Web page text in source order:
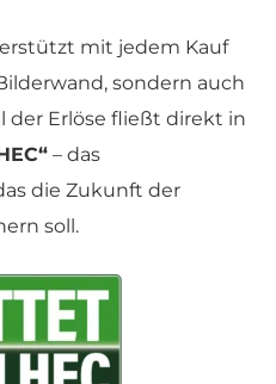
mit jedem Kauf
sondern auch
der Erlöse fließt direkt in
– das
die Zukunft der
soll.